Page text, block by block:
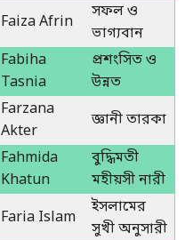
Faiza Afrin
সফল ও
ভাগ্যবান
Fabiha
Tasnia
প্রশংসিত ও
উন্নত
Farzana
Akter
জ্ঞানী তারকা
Fahmida
Khatun
বুদ্ধিমতী
মহীয়সী নারী
Faria Islam
ইসলামের
সুখী অনুসারী